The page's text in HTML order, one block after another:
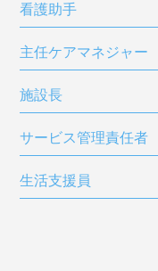
看護助手
主任ケアマネジャー
施設長
サービス管理責任者
生活支援員